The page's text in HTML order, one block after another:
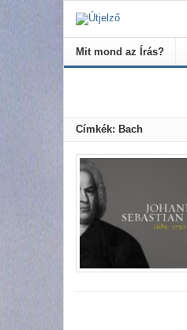
Mit mond az Írás?
Címkék: Bach